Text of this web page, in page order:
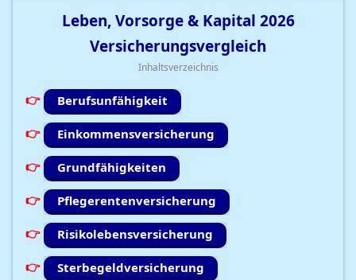
Leben, Vorsorge & Kapital 2026
Versicherungsvergleich
Inhaltsverzeichnis
Berufsunfähigkeit
Einkommensversicherung
Grundfähigkeiten
Pflegerentenversicherung
Risikolebensversicherung
Sterbegeldversicherung